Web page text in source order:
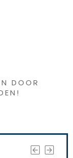
DOOR